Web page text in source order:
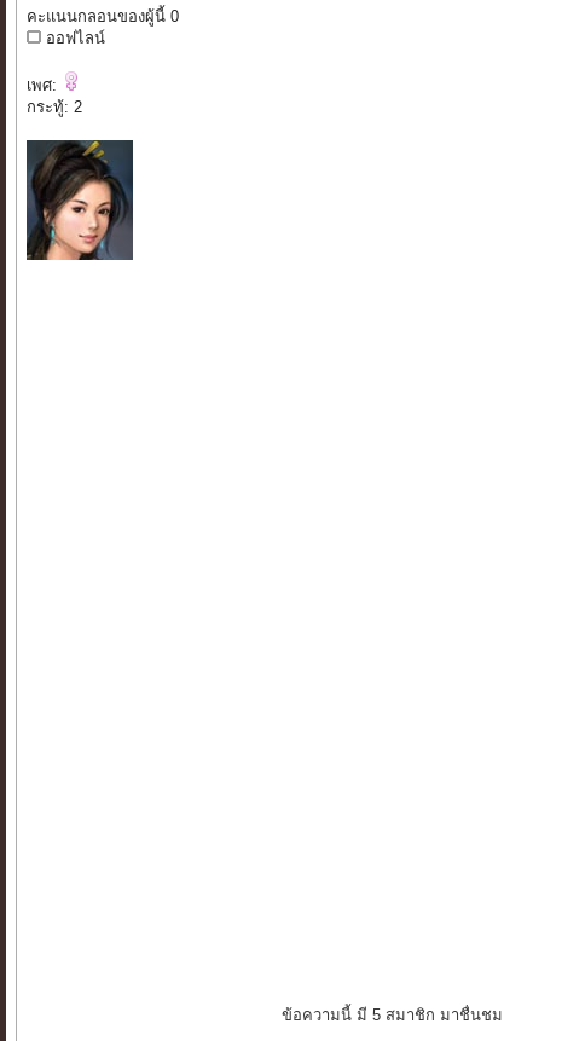
คะแนนกลอนของผู้นี้ 0
ออฟไลน์
เพศ:
กระทู้: 2
ข้อความนี้ มี 5 สมาชิก มาชื่นชม